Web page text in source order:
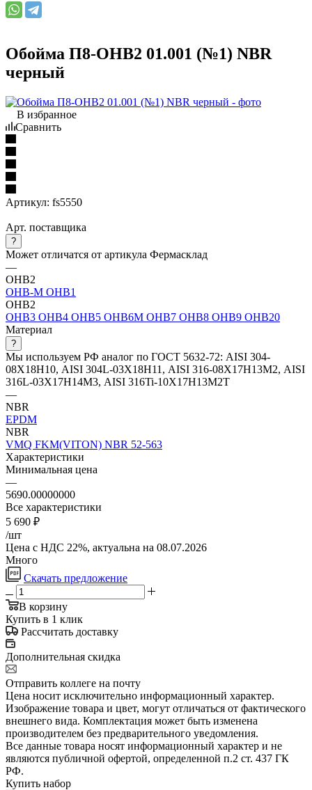
Обойма П8-ОНВ2 01.001 (№1) NBR
черный
В избранное
Сравнить
Артикул: fs5550
Арт. поставщика
?
Может отличатся от артикула Фермасклад
—
ОНВ2
ОНВ-М ОНВ1
ОНВ2
ОНВ3 ОНВ4 ОНВ5 ОНВ6М ОНВ7 ОНВ8 ОНВ9 ОНВ20
Материал
?
Мы используем РФ аналог по ГОСТ 5632-72: AISI 304-
08Х18Н10, AISI 304L-03Х18Н11, AISI 316-08Х17Н13М2, AISI
316L-03Х17Н14М3, AISI 316Ti-10Х17Н13М2Т
—
NBR
EPDM
NBR
VMQ FKM(VITON) NBR 52-563
Характеристики
Минимальная цена
—
5690.00000000
Все характеристики
5 690 ₽
/шт
Цена с НДС 22%, актуальна на 08.07.2026
Много
Скачать предложение
В корзину
Купить в 1 клик
Рассчитать доставку
Дополнительная скидка
Отправить коллеге на почту
Цена носит исключительно информационный характер.
Изображение товара и цвет, могут отличаться от фактического
внешнего вида. Комплектация может быть изменена
производителем без предварительного уведомления.
Все данные товара носят информационный характер и не
являются публичной офертой, определенной п.2 ст. 437 ГК
РФ.
Купить набор